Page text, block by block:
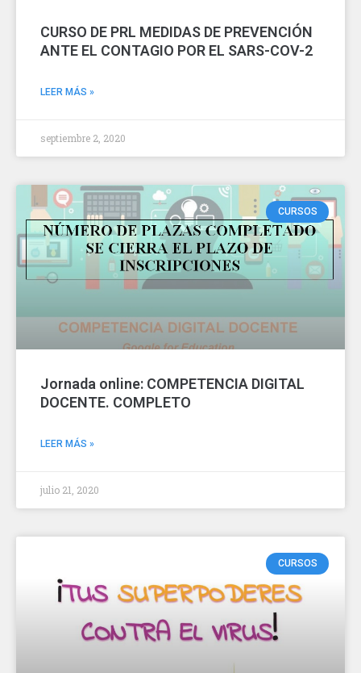
CURSO DE PRL MEDIDAS DE PREVENCIÓN
ANTE EL CONTAGIO POR EL SARS-COV-2
LEER MÁS »
septiembre 2, 2020
CURSOS
Jornada online: COMPETENCIA DIGITAL
DOCENTE. COMPLETO
LEER MÁS »
julio 21, 2020
CURSOS